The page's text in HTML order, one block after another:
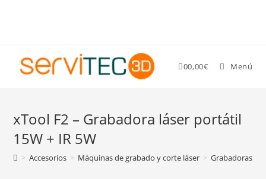
00,00€ Menú
xTool F2 – Grabadora láser portátil
15W + IR 5W
> Accesorios > Máquinas de grabado y corte láser > Grabadoras y